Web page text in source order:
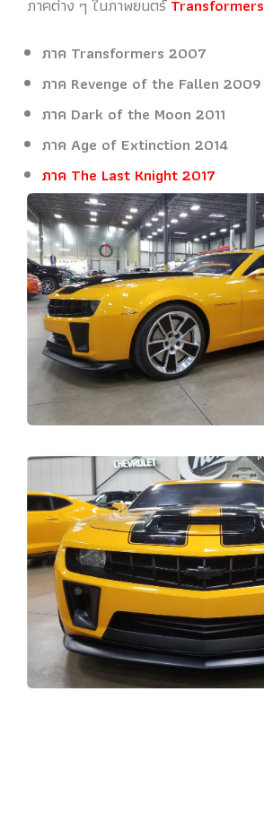
ภาคต่าง ๆ ในภาพยนตร์Transformers
ภาค Transformers 2007
ภาค Revenge of the Fallen 2009
ภาค Dark of the Moon 2011
ภาค Age of Extinction 2014
ภาค The Last Knight 2017